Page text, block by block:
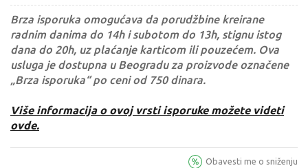
Brza isporuka omogućava da porudžbine kreirane
radnim danima do 14h i subotom do 13h, stignu istog
dana do 20h, uz plaćanje karticom ili pouzećem. Ova
usluga je dostupna u Beogradu za proizvode označene
„Brza isporuka“ po ceni od 750 dinara.
Više informacija o ovoj vrsti isporuke možete videti
ovde.
Obavesti me o sniženju